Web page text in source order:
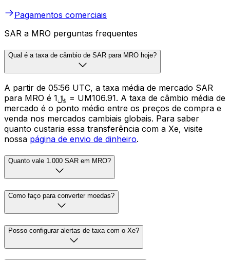
Pagamentos comerciais
SAR a MRO perguntas frequentes
Qual é a taxa de câmbio de SAR para MRO hoje?
A partir de 05:56 UTC, a taxa média de mercado SAR
para MRO é ﷼1 = UM106.91. A taxa de câmbio média de
mercado é o ponto médio entre os preços de compra e
venda nos mercados cambiais globais. Para saber
quanto custaria essa transferência com a Xe, visite
nossa página de envio de dinheiro.
Quanto vale 1.000 SAR em MRO?
Como faço para converter moedas?
Posso configurar alertas de taxa com o Xe?